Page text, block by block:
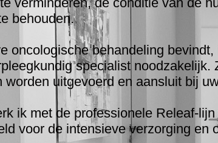
behouden.
oncologische behandeling
specialist
uitgevoerd en aansluit bij
ik met de professionele Releaf-
voor de intensieve verzorging en